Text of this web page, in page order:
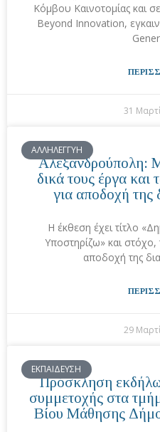
Κόμβου Καινοτομίας και
Beyond Innovation,
31
ΑΛΛΗΛΕΓΓΥΗ
Αλεξανδρούπολη:
δικά τους έργα και
για αποδοχή της
Η έκθεση έχει τίτλο
Υποστηρίζω» και στόχο,
αποδοχή της
29
ΕΚΠΑΙΔΕΥΣΗ
Πρόσκληση
συμμετοχής στα
Βίου Μάθησης